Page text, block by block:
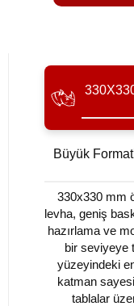
Büyük
330x330 mm
levha, geniş
hazırlama ve
bir seviyeye
yüzeyindeki
katman
tablalar